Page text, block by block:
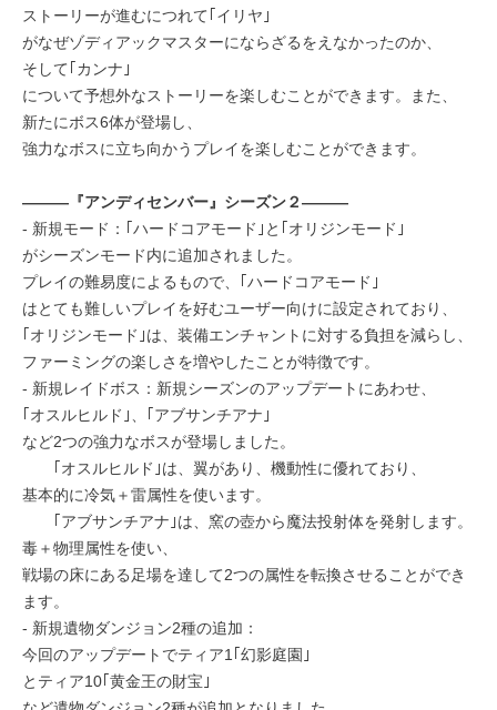
ストーリーが進むにつれて｢イリヤ｣
がなぜゾディアックマスターにならざるをえなかったのか、
そして｢カンナ｣
について予想外なストーリーを楽しむことができます。また、
新たにボス6体が登場し、
強力なボスに立ち向かうプレイを楽しむことができます。
―――『アンディセンバー』シーズン２―――
- 新規モード：｢ハードコアモード｣と｢オリジンモード｣
がシーズンモード内に追加されました。
プレイの難易度によるもので、｢ハードコアモード｣
はとても難しいプレイを好むユーザー向けに設定されており、
｢オリジンモード｣は、装備エンチャントに対する負担を減らし、
ファーミングの楽しさを増やしたことが特徴です。
- 新規レイドボス：新規シーズンのアップデートにあわせ、
｢オスルヒルド｣、｢アブサンチアナ｣
など2つの強力なボスが登場しました。
｢オスルヒルド｣は、翼があり、機動性に優れており、
基本的に冷気＋雷属性を使います。
｢アブサンチアナ｣は、窯の壺から魔法投射体を発射します。
毒＋物理属性を使い、
戦場の床にある足場を達して2つの属性を転換させることができ
ます。
- 新規遺物ダンジョン2種の追加：
今回のアップデートでティア1｢幻影庭園｣
とティア10｢黄金王の財宝｣